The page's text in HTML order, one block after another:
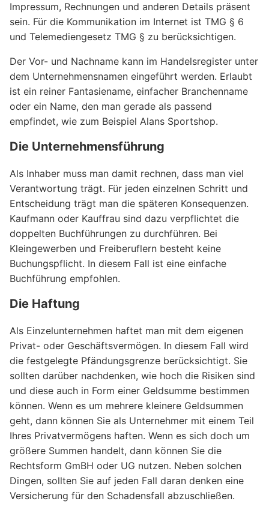
Impressum, Rechnungen und anderen Details präsent
sein. Für die Kommunikation im Internet ist TMG § 6
und Telemediengesetz TMG § zu berücksichtigen.
Der Vor- und Nachname kann im Handelsregister unter
dem Unternehmensnamen eingeführt werden. Erlaubt
ist ein reiner Fantasiename, einfacher Branchenname
oder ein Name, den man gerade als passend
empfindet, wie zum Beispiel Alans Sportshop.
Die Unternehmensführung
Als Inhaber muss man damit rechnen, dass man viel
Verantwortung trägt. Für jeden einzelnen Schritt und
Entscheidung trägt man die späteren Konsequenzen.
Kaufmann oder Kauffrau sind dazu verpflichtet die
doppelten Buchführungen zu durchführen. Bei
Kleingewerben und Freiberuflern besteht keine
Buchungspflicht. In diesem Fall ist eine einfache
Buchführung empfohlen.
Die Haftung
Als Einzelunternehmen haftet man mit dem eigenen
Privat- oder Geschäftsvermögen. In diesem Fall wird
die festgelegte Pfändungsgrenze berücksichtigt. Sie
sollten darüber nachdenken, wie hoch die Risiken sind
und diese auch in Form einer Geldsumme bestimmen
können. Wenn es um mehrere kleinere Geldsummen
geht, dann können Sie als Unternehmer mit einem Teil
Ihres Privatvermögens haften. Wenn es sich doch um
größere Summen handelt, dann können Sie die
Rechtsform GmBH oder UG nutzen. Neben solchen
Dingen, sollten Sie auf jeden Fall daran denken eine
Versicherung für den Schadensfall abzuschließen.